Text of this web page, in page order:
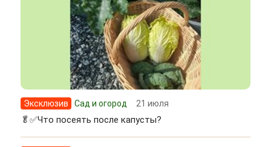
Эксклюзив Сад и огород 21 июля
🥬✅Что посеять после капусты?